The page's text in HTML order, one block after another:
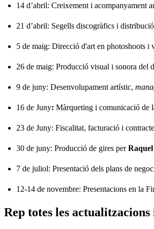
14 d’abril: Creixement i acompanyament
21 d’abril: Segells discogràfics i
5 de maig: Direcció d'art en photoshoots i
26 de maig: Producció visual i sonora del
9 de juny: Desenvolupament artístic,
16 de Juny: Màrqueting i comunicació de
23 de Juny: Fiscalitat, facturació i
30 de juny: Producció de gires perRaquel
7 de juliol: Presentació dels plans de
12-14 de novembre: Presentacions en la
Rep totes les